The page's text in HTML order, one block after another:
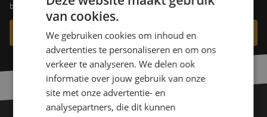
button.
Algemene voorwaarden
van cookies.
We gebruiken cookies om inhoud en
advertenties te personaliseren en om ons
verkeer te analyseren. We delen ook
informatie over jouw gebruik van onze
site met onze advertentie- en
analysepartners, die dit kunnen